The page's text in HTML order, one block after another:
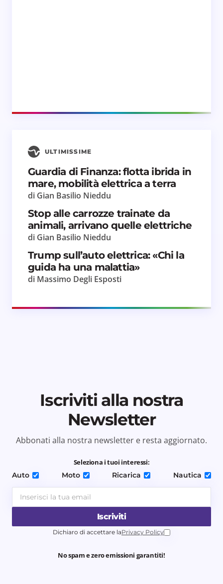
ULTIMISSIME
Guardia di Finanza: flotta ibrida in
mare, mobilità elettrica a terra
di Gian Basilio Nieddu
Stop alle carrozze trainate da
animali, arrivano quelle elettriche
di Gian Basilio Nieddu
Trump sull’auto elettrica: «Chi la
guida ha una malattia»
di Massimo Degli Esposti
Iscriviti alla nostra
Newsletter
Abbonati alla nostra newsletter e resta aggiornato.
Seleziona i tuoi interessi:
Auto
Moto Ricarica Nautica
Iscriviti
Dichiaro di accettare laPrivacy Policy
No spam e zero emissioni garantiti!